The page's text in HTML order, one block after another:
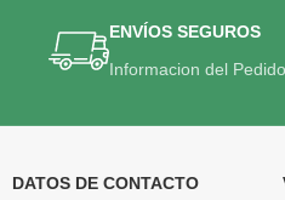
ENVÍOS SEGUROS
Informacion del Pedido
DATOS DE CONTACTO